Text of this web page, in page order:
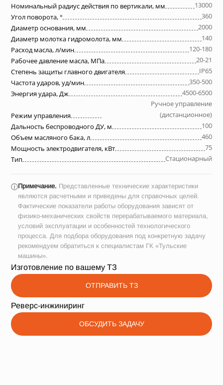
Номинальный радиус действия по вертикали, мм
13000
Угол поворота, °
360
Диаметр основания, мм
2000
Диаметр молотка гидромолота, мм
140
Расход масла, л/мин
120-180
Рабочее давление масла, МПа
20-21
Степень защиты главного двигателя
IP65
Частота ударов, уд/мин
350-500
Энергия удара, Дж
4500-6500
Режим управления
Ручное управление
(дистанционное)
Дальность беспроводного ДУ, м
100
Объем масляного бака, л
460
Мощность электродвигателя, кВт
75
Тип
Стационарный
ⓘПримечание. Представленные технические характеристики
являются расчетными и приведены для справочных целей.
Фактические показатели работы оборудования зависят от
физико-механических свойств перерабатываемого материала,
условий эксплуатации и особенностей технологического
процесса. Для подбора оборудования под конкретную задачу
рекомендуем обратиться к специалистам ГК «Тульские
машины».
Изготовление по вашему ТЗ
ОТПРАВИТЬ ТЗ
Реверс-инжиниринг
ОБСУДИТЬ ЗАДАЧУ